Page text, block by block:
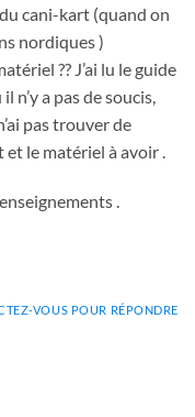
cani-kart (quand on
nordiques )
?? J’ai lu le guide
a pas de soucis,
pas trouver de
le matériel à avoir .
.
VOUS POUR RÉPONDRE